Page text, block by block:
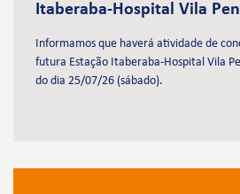
Itaberaba-Hospital Vila
Informamos que haverá atividade de
futura Estação Itaberaba-Hospital Vila
do dia 25/07/26 (sábado).